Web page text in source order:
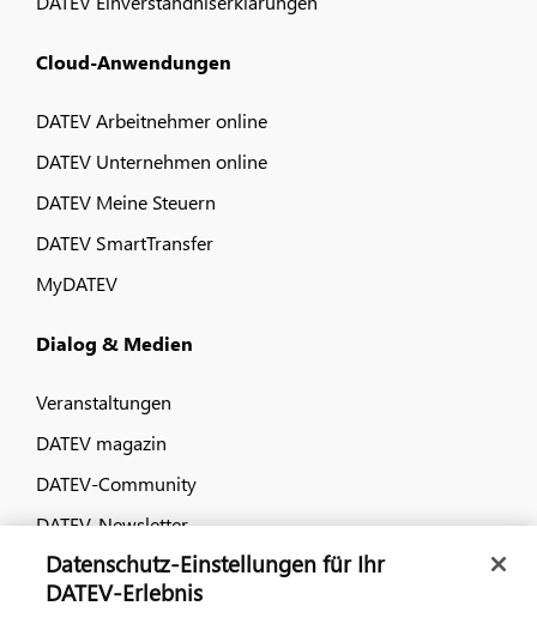
Cloud-Anwendungen
DATEV Arbeitnehmer online
DATEV Unternehmen online
DATEV Meine Steuern
DATEV SmartTransfer
MyDATEV
Dialog & Medien
Veranstaltungen
DATEV magazin
DATEV-Community
DATEV-Newsletter
Kontaktieren Sie uns
Datenschutz-Einstellungen für Ihr
DATEV-Erlebnis